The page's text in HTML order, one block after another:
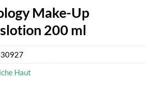
Make-Up
200 ml
Haut